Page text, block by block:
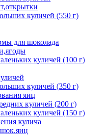
куличей (550 г)
для шоколада
куличей (100 г)
куличей (350 г)
яиц
куличей (200 г)
куличей (150 г)
кулича